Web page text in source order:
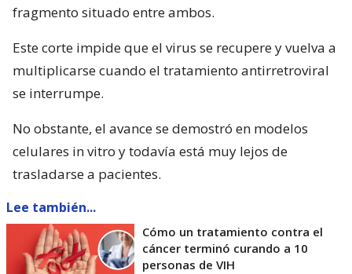
fragmento situado entre ambos.
Este corte impide que el virus se recupere y vuelva a
multiplicarse cuando el tratamiento antirretroviral
se interrumpe.
No obstante, el avance se demostró en modelos
celulares in vitro y todavía está muy lejos de
trasladarse a pacientes.
Lee también...
Cómo un tratamiento contra el
cáncer terminó curando a 10
personas de VIH